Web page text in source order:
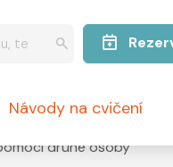
Návody na cvičení
druhé osoby